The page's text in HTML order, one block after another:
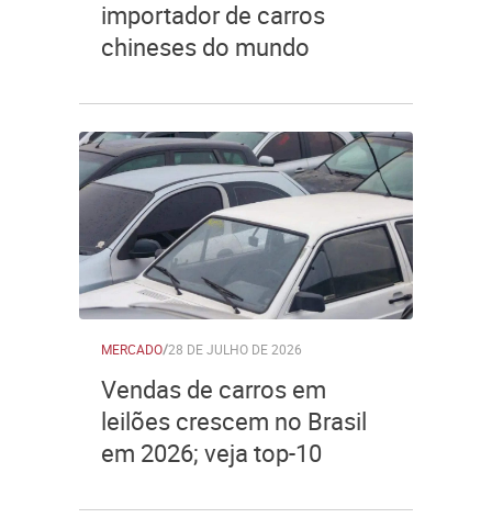
importador de carros
chineses do mundo
MERCADO/28 DE JULHO DE 2026
Vendas de carros em
leilões crescem no Brasil
em 2026; veja top-10